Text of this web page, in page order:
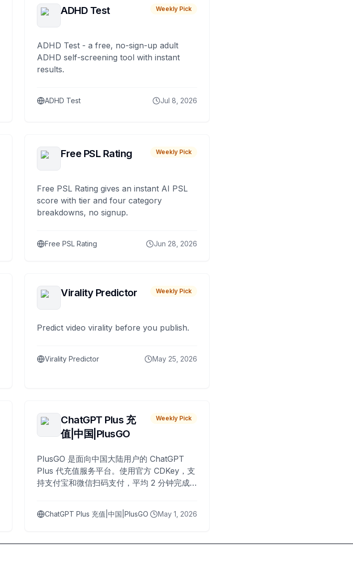
ADHD Test Weekly Pick
ADHD Test - a free, no-sign-up adult
ADHD self-screening tool with instant
results.
ADHD Test Jul 8, 2026
Free PSL Rating Weekly Pick
Free PSL Rating gives an instant AI PSL
score with tier and four category
breakdowns, no signup.
Free PSL Rating Jun 28, 2026
Virality Predictor Weekly Pick
Predict video virality before you publish.
Virality Predictor May 25, 2026
ChatGPT Plus 充
值|中国|PlusGO
Weekly Pick
PlusGO 是面向中国大陆用户的 ChatGPT
Plus 代充值服务平台。使用官方 CDKey，支
持支付宝和微信扫码支付，平均 2 分钟完成
ChatGPT Plus 充值|中国|PlusGO May 1, 2026